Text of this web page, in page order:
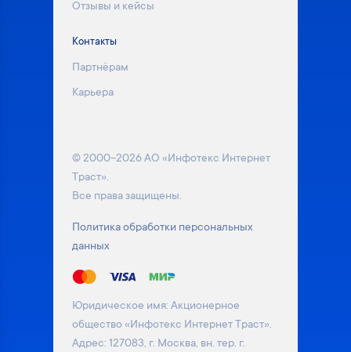
Отзывы и кейсы
Контакты
Партнёрам
Карьера
© 2000–2026 АО «Инфотекс Интернет
Траст».
Все права защищены.
Политика обработки персональных
данных
Юридическое имя: Акционерное
общество «Инфотекс Интернет Траст».
Адрес: 127083, г. Москва, вн. тер. г.